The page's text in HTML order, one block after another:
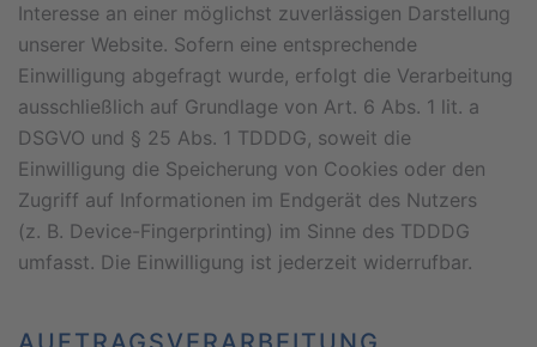
Interesse an einer möglichst zuverlässigen Darstellung
unserer Website. Sofern eine entsprechende
Einwilligung abgefragt wurde, erfolgt die Verarbeitung
ausschließlich auf Grundlage von Art. 6 Abs. 1 lit. a
DSGVO und § 25 Abs. 1 TDDDG, soweit die
Einwilligung die Speicherung von Cookies oder den
Zugriff auf Informationen im Endgerät des Nutzers
(z. B. Device-Fingerprinting) im Sinne des TDDDG
umfasst. Die Einwilligung ist jederzeit widerrufbar.